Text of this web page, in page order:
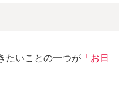
たいことの一つが 「お日